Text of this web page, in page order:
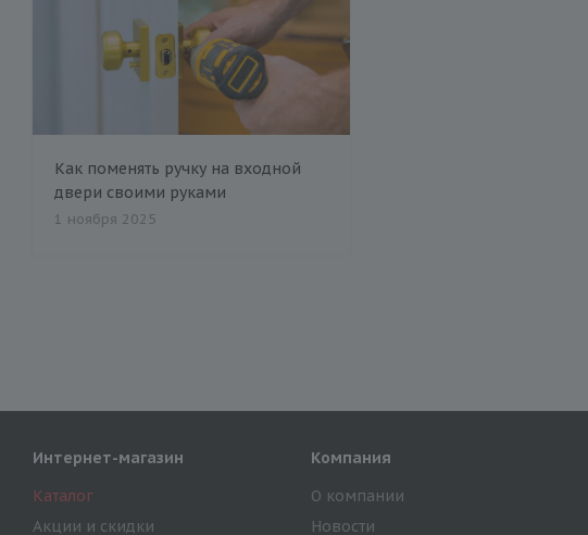
Как поменять ручку на входной
двери своими руками
1 ноября 2025
Интернет-магазин
Каталог
Акции и скидки
Компания
О компании
Новости